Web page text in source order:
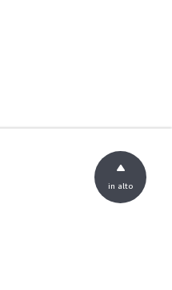
in alto